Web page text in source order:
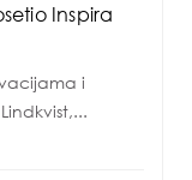
Inspira
i